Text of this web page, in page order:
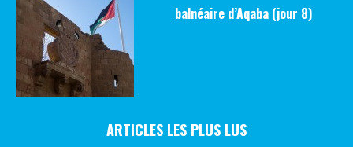
balnéaire d’Aqaba (jour 8)
ARTICLES LES PLUS LUS